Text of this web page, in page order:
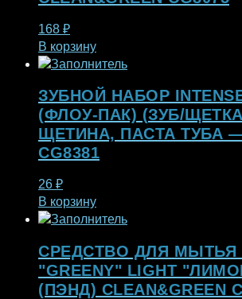
168 ₽
В корзину
ЗУБНОЙ НАБОР INTENSE
(ФЛОУ-ПАК) (ЗУБ/
ЩЕТИНА, ПАСТА ТУБА —
CG8381
26 ₽
В корзину
СРЕДСТВО ДЛЯ
"GREENY" LIGHT
(ПЭНД) CLEAN&GREEN